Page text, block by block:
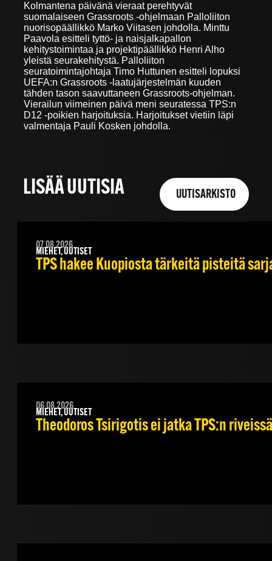
Kolmantena päivänä vieraat perehtyvät
suomalaiseen Grassroots -ohjelmaan Palloliiton
nuorisopäällikkö Marko Viitasen johdolla. Minttu
Paavola esitteli tyttö- ja naisjalkapallon
kehitystoimintaa ja projektipäällikkö Henri Alho
yleistä seurakehitystä. Palloliiton
seuratoimintajohtaja Timo Huttunen esitteli lopuksi
UEFA:n Grassroots -laatujärjestelmän kuuden
tähden tason saavuttaneen Grassroots-ohjelman.
Vierailun viimeinen päivä meni seuratessa TPS:n
D12 -poikien harjoituksia. Harjoitukset vietiin läpi
valmentaja Pauli Kosken johdolla.
LISÄÄ UUTISIA UUTISARKISTO
07.08.2026
MIEHET, UUTISET
TPS hakee Kuopiosta tärkeitä pisteitä
06.08.2026
MIEHET, UUTISET
Theodoros Tsirigotis ei jatka TPS:n